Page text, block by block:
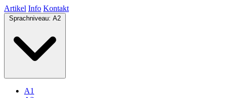
Artikel Info Kontakt
Sprachniveau: A2
A1